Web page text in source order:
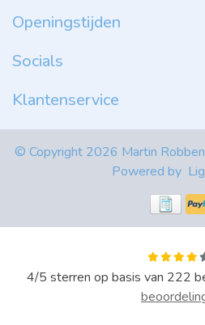
Openingstijden
Socials
Klantenservice
© Copyright 2026 Martin
Powered by
4/5 sterren op basis van 222